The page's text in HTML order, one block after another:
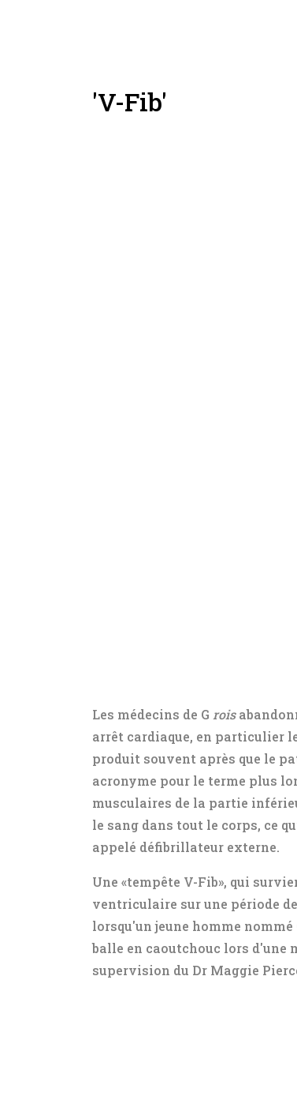
'V-Fib'
Les médecins de G rois
arrêt cardiaque, en particulier
produit souvent après que le
acronyme pour le terme plus
musculaires de la partie
le sang dans tout le corps, ce
appelé défibrillateur externe.
Une «tempête V-Fib», qui
ventriculaire sur une période
lorsqu'un jeune homme
balle en caoutchouc lors
supervision du Dr Maggie